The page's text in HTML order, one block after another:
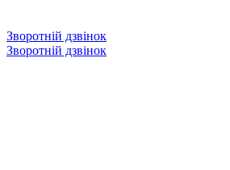
Зворотній дзвінок
Зворотній дзвінок